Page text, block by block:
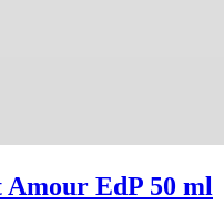
Amour EdP 50 ml